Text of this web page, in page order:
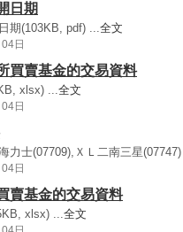
日期
期(103KB, pdf) ...全文
日
買賣基金的交易資料
xlsx) ...全文
日
力士(07709),ＸＬ二南三星
日
賣基金的交易資料
xlsx) ...全文